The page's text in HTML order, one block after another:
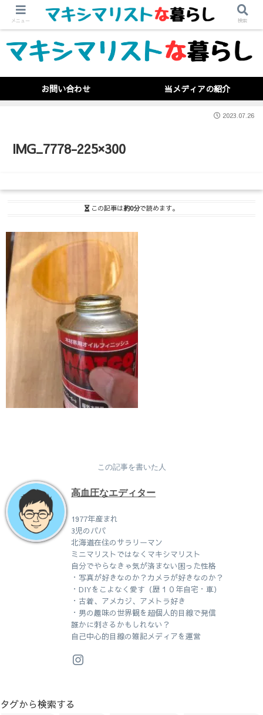
お問い合わせ 当メディアの紹介
IMG_7778-225×300
2023.07.26
この記事は約0分で読めます。
この記事を書いた人
高血圧なエディター
1977年産まれ
3児のパパ
北海道在住のサラリーマン
ミニマリストではなくマキシマリスト
自分でやらなきゃ気が済まない困った性格
・写真が好きなのか？カメラが好きなのか？
・DIYをこよなく愛す（歴１０年自宅・車）
・古着、アメカジ、アメトラ好き
・男の趣味の世界観を超個人的目線で発信
誰かに刺さるかもしれない？
自己中心的目線の雑記メディアを運営
タグから検索する
メニュー 検索